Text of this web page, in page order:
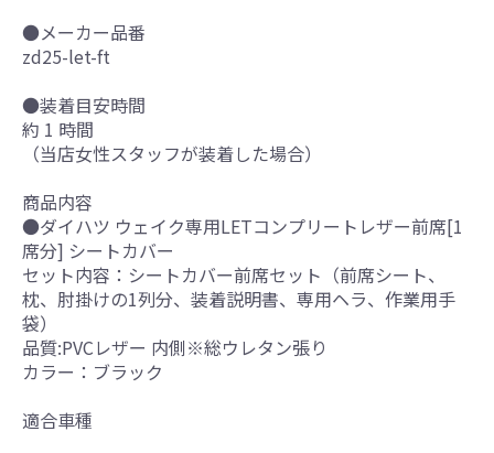
●メーカー品番
zd25-let-ft
●装着目安時間
約 1 時間
（当店女性スタッフが装着した場合）
商品内容
●ダイハツ ウェイク専用LETコンプリートレザー前席[1
席分] シートカバー
セット内容：シートカバー前席セット（前席シート、
枕、肘掛けの1列分、装着説明書、専用ヘラ、作業用手
袋）
品質:PVCレザー 内側※総ウレタン張り
カラー：ブラック
適合車種